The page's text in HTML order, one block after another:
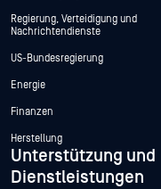
Regierung, Verteidigung und
Nachrichtendienste
US-Bundesregierung
Energie
Finanzen
Herstellung
Unterstützung und
Dienstleistungen